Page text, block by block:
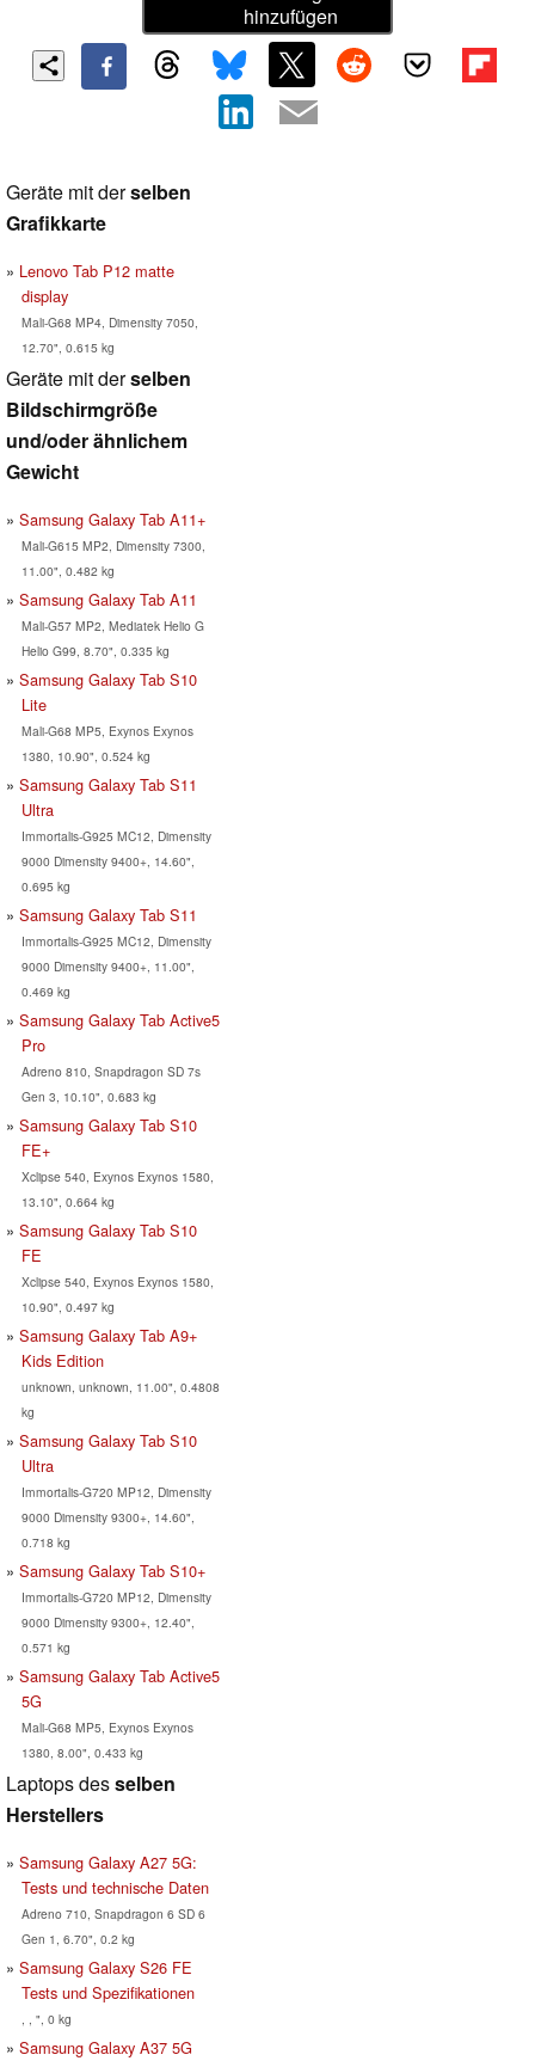
hinzufügen
Geräte mit derselben
Grafikkarte
Lenovo Tab P12 matte
display
Mali-G68 MP4, Dimensity 7050,
12.70", 0.615 kg
Geräte mit derselben
Bildschirmgröße
und/oder ähnlichem
Gewicht
Samsung Galaxy Tab A11+
Mali-G615 MP2, Dimensity 7300,
11.00", 0.482 kg
Samsung Galaxy Tab A11
Mali-G57 MP2, Mediatek Helio G
Helio G99, 8.70", 0.335 kg
Samsung Galaxy Tab S10
Lite
Mali-G68 MP5, Exynos Exynos
1380, 10.90", 0.524 kg
Samsung Galaxy Tab S11
Ultra
Immortalis-G925 MC12, Dimensity
9000 Dimensity 9400+, 14.60",
0.695 kg
Samsung Galaxy Tab S11
Immortalis-G925 MC12, Dimensity
9000 Dimensity 9400+, 11.00",
0.469 kg
Samsung Galaxy Tab Active5
Pro
Adreno 810, Snapdragon SD 7s
Gen 3, 10.10", 0.683 kg
Samsung Galaxy Tab S10
FE+
Xclipse 540, Exynos Exynos 1580,
13.10", 0.664 kg
Samsung Galaxy Tab S10
FE
Xclipse 540, Exynos Exynos 1580,
10.90", 0.497 kg
Samsung Galaxy Tab A9+
Kids Edition
unknown, unknown, 11.00", 0.4808
kg
Samsung Galaxy Tab S10
Ultra
Immortalis-G720 MP12, Dimensity
9000 Dimensity 9300+, 14.60",
0.718 kg
Samsung Galaxy Tab S10+
Immortalis-G720 MP12, Dimensity
9000 Dimensity 9300+, 12.40",
0.571 kg
Samsung Galaxy Tab Active5
5G
Mali-G68 MP5, Exynos Exynos
1380, 8.00", 0.433 kg
Laptops desselben
Herstellers
Samsung Galaxy A27 5G:
Tests und technische Daten
Adreno 710, Snapdragon 6 SD 6
Gen 1, 6.70", 0.2 kg
Samsung Galaxy S26 FE
Tests und Spezifikationen
, , ", 0 kg
Samsung Galaxy A37 5G